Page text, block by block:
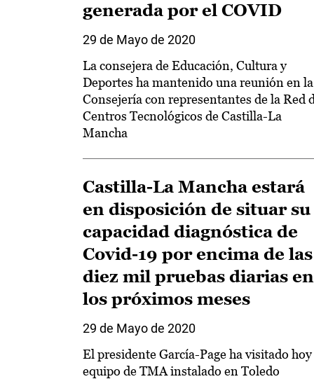
generada por el COVID
29 de Mayo de 2020
La consejera de Educación, Cultura y
Deportes ha mantenido una reunión en la
Consejería con representantes de la Red
Centros Tecnológicos de Castilla-La
Mancha
Castilla-La Mancha estará
en disposición de situar su
capacidad diagnóstica de
Covid-19 por encima de las
diez mil pruebas diarias en
los próximos meses
29 de Mayo de 2020
El presidente García-Page ha visitado
equipo de TMA instalado en Toledo